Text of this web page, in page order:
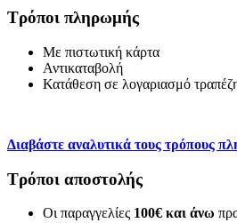
Τρόποι πληρωμής
Με πιστωτική κάρτα
Αντικαταβολή
Κατάθεση σε λογαριασμό
Διαβάστε αναλυτικά τους τρόπους
Τρόποι αποστολής
Οι παραγγελίες 100€ και άνω